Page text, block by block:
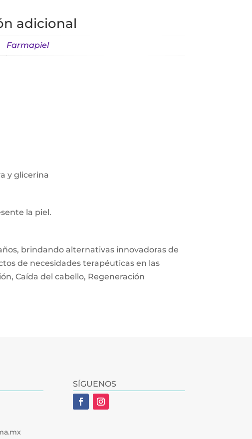
adicional
Farmapiel
y glicerina
la piel.
brindando alternativas innovadoras de
de necesidades terapéuticas en las
Caída del cabello, Regeneración
SÍGUENOS